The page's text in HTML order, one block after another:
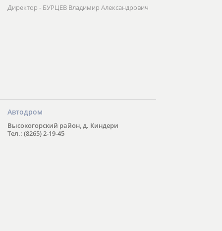
Директор - БУРЦЕВ Владимир Александрович
Автодром
Высокогорский район, д. Киндери
Тел.: (8265) 2-19-45